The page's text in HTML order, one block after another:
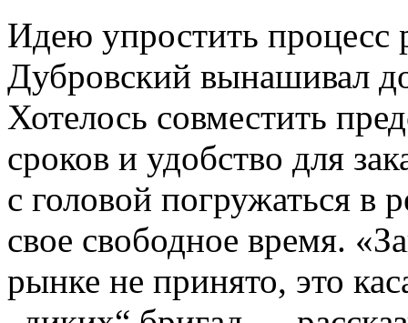
Идею упростить процесс
Дубровский вынашивал
Хотелось совместить
сроков и удобство для
с головой погружаться в
свое свободное время.
рынке не принято, это